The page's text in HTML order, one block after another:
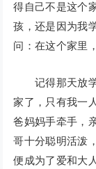
得自己不是这个
孩，还是因为我
问：在这个家里
记得那天放学
家了，只有我一
爸妈妈手牵手，
哥十分聪明活泼
便成为了爱和大